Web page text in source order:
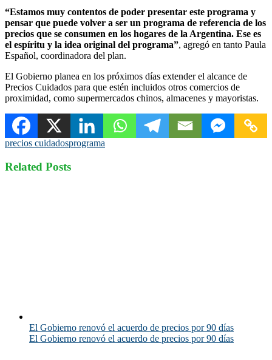
“Estamos muy contentos de poder presentar este programa y
pensar que puede volver a ser un programa de referencia de los
precios que se consumen en los hogares de la Argentina. Ese es
el espíritu y la idea original del programa”, agregó en tanto Paula
Español, coordinadora del plan.
El Gobierno planea en los próximos días extender el alcance de
Precios Cuidados para que estén incluidos otros comercios de
proximidad, como supermercados chinos, almacenes y mayoristas.
precios cuidadosprograma
Related Posts
El Gobierno renovó el acuerdo de precios por 90 días
El Gobierno renovó el acuerdo de precios por 90 días